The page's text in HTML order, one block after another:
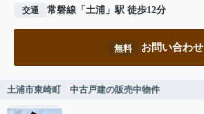
交通 常磐線 「 土浦 」駅 徒歩12分
無料 お問い合わせ
土浦市東崎町 中古戸建の販売中物件